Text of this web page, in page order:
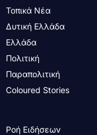
Τοπικά Νέα
Δυτική Ελλάδα
Ελλάδα
Πολιτική
Παραπολιτική
Coloured Stories
Ροή Ειδήσεων